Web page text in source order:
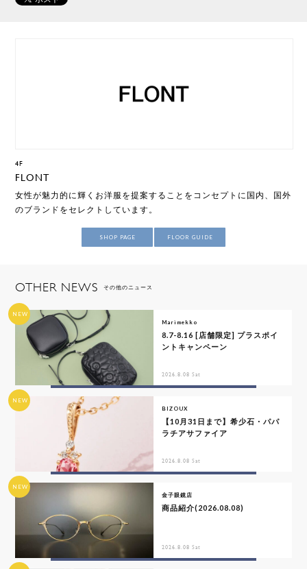
4F
FLONT
女性が魅力的に輝くお洋服を提案することをコンセプトに国内、国外
のブランドをセレクトしています。
SHOP PAGE FLOOR GUIDE
OTHER NEWS その他のニュース
NEW
Marimekko
8.7-8.16 [店舗限定] プラスポイ
ントキャンペーン
2026.8.08 Sat
NEW
BIZOUX
【10月31日まで】希少石・パパ
ラチアサファイア
2026.8.08 Sat
NEW
金子眼鏡店
商品紹介(2026.08.08)
2026.8.08 Sat